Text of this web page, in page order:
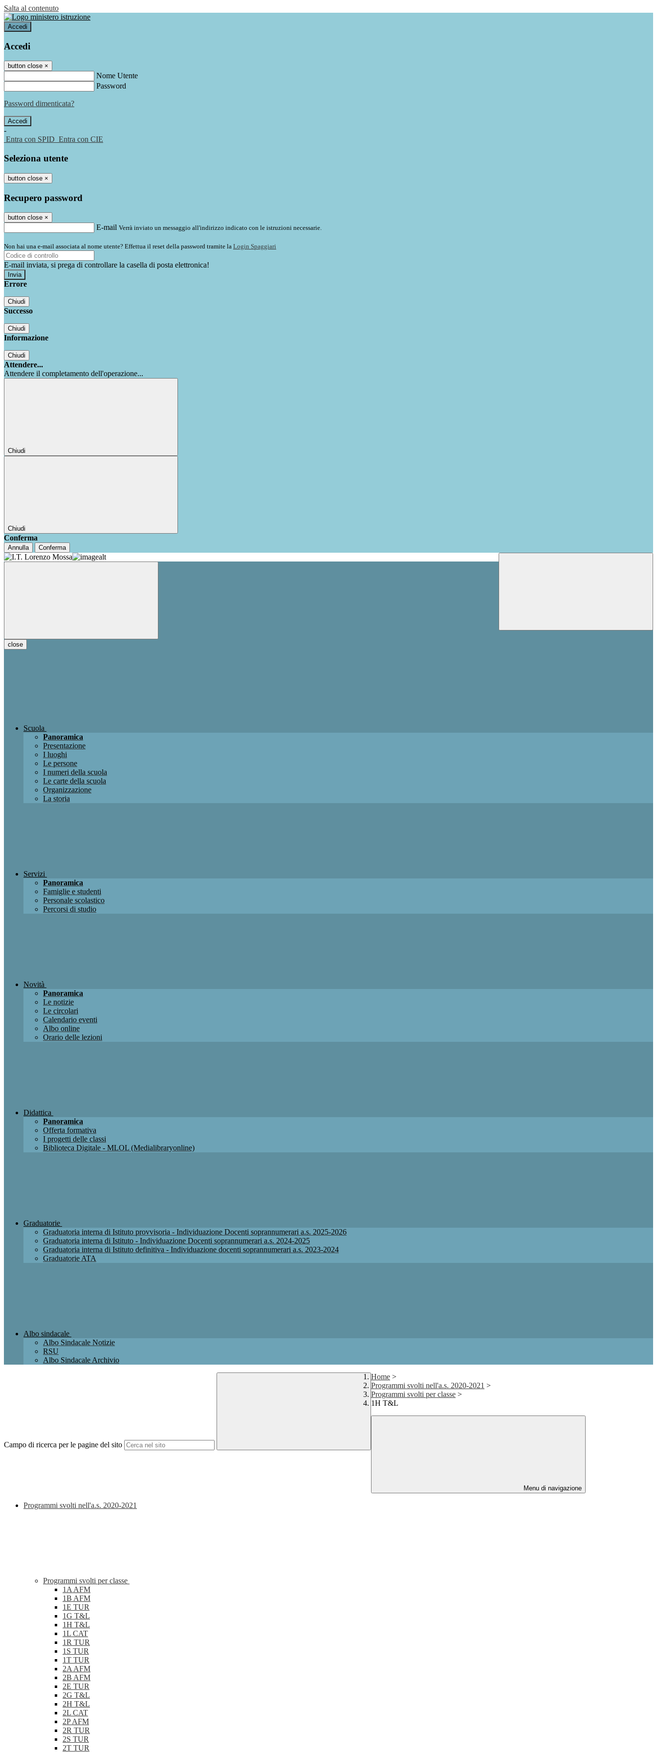
Salta al contenuto
Accedi
Accedi
button close ×
Nome Utente
Password
Password dimenticata?
-
Entra con SPID Entra con CIE
Seleziona utente
button close ×
Recupero password
button close ×
E-mail Verrà inviato un messaggio all'indirizzo indicato con le istruzioni necessarie.
Non hai una e-mail associata al nome utente? Effettua il reset della password tramite la Login Spaggiari
E-mail inviata, si prega di controllare la casella di posta elettronica!
Errore
Chiudi
Successo
Chiudi
Informazione
Chiudi
Attendere...
Attendere il completamento dell'operazione...
Chiudi
Chiudi
Conferma
Annulla Conferma
close
Scuola
Panoramica
Presentazione
I luoghi
Le persone
I numeri della scuola
Le carte della scuola
Organizzazione
La storia
Servizi
Panoramica
Famiglie e studenti
Personale scolastico
Percorsi di studio
Novità
Panoramica
Le notizie
Le circolari
Calendario eventi
Albo online
Orario delle lezioni
Didattica
Panoramica
Offerta formativa
I progetti delle classi
Biblioteca Digitale - MLOL (Medialibraryonline)
Graduatorie
Graduatoria interna di Istituto provvisoria - Individuazione Docenti soprannumerari a.s. 2025-2026
Graduatoria interna di Istituto - Individuazione Docenti soprannumerari a.s. 2024-2025
Graduatoria interna di Istituto definitiva - Individuazione docenti soprannumerari a.s. 2023-2024
Graduatorie ATA
Albo sindacale
Albo Sindacale Notizie
RSU
Albo Sindacale Archivio
Campo di ricerca per le pagine del sito
Home >
Programmi svolti nell'a.s. 2020-2021 >
Programmi svolti per classe >
1H T&L
Menu di navigazione
Programmi svolti nell'a.s. 2020-2021
Programmi svolti per classe
1A AFM
1B AFM
1E TUR
1G T&L
1H T&L
1L CAT
1R TUR
1S TUR
1T TUR
2A AFM
2B AFM
2E TUR
2G T&L
2H T&L
2L CAT
2P AFM
2R TUR
2S TUR
2T TUR